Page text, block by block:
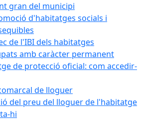
gran del municipi
d'habitatges socials i
de l'IBI dels habitatges
amb caràcter permanent
de protecció oficial: com accedir-
de lloguer
del preu del lloguer de l'habitatge
hi